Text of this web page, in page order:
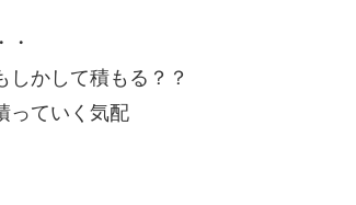
かして積もる？？
っていく気配